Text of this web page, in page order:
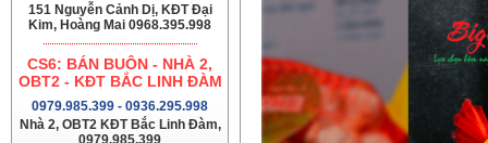
151 Nguyễn Cảnh Dị, KĐT Đại
Kim, Hoàng Mai 0968.395.998
CS6: BÁN BUÔN - NHÀ 2,
OBT2 - KĐT BẮC LINH ĐÀM
0979.985.399 - 0936.295.998
Nhà 2, OBT2 KĐT Bắc Linh Đàm,
0979.985.399